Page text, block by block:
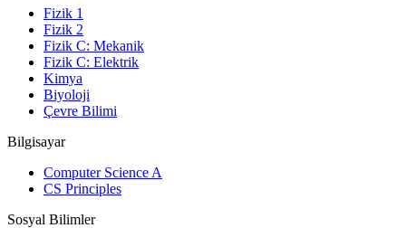
Fizik 1
Fizik 2
Fizik C: Mekanik
Fizik C: Elektrik
Kimya
Biyoloji
Çevre Bilimi
Bilgisayar
Computer Science A
CS Principles
Sosyal Bilimler